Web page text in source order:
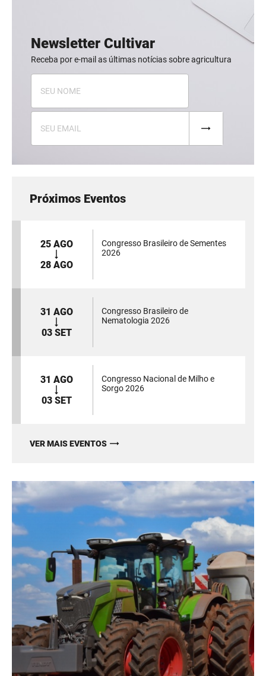
Newsletter Cultivar
Receba por e-mail as últimas notícias sobre agricultura
Próximos Eventos
25 AGO
28 AGO
Congresso Brasileiro de Sementes
2026
31 AGO
03 SET
Congresso Brasileiro de
Nematologia 2026
31 AGO
03 SET
Congresso Nacional de Milho e
Sorgo 2026
VER MAIS EVENTOS